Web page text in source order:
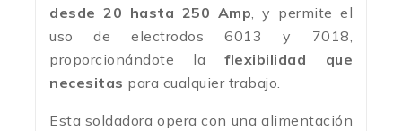
desde 20 hasta 250 Amp, y permite el
uso de electrodos 6013 y 7018,
proporcionándote laflexibilidad que
necesitas para cualquier trabajo.
Esta soldadora opera con una alimentación